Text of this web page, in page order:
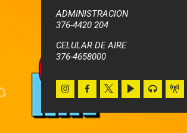
ADMINISTRACION
376-4420 204
CELULAR DE AIRE
376-4658000